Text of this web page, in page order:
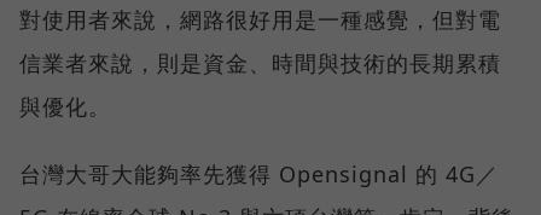
對使用者來說，網路很好用是一種感覺，但對電
信業者來說，則是資金、時間與技術的長期累積
與優化。
台灣大哥大能夠率先獲得 Opensignal 的 4G／